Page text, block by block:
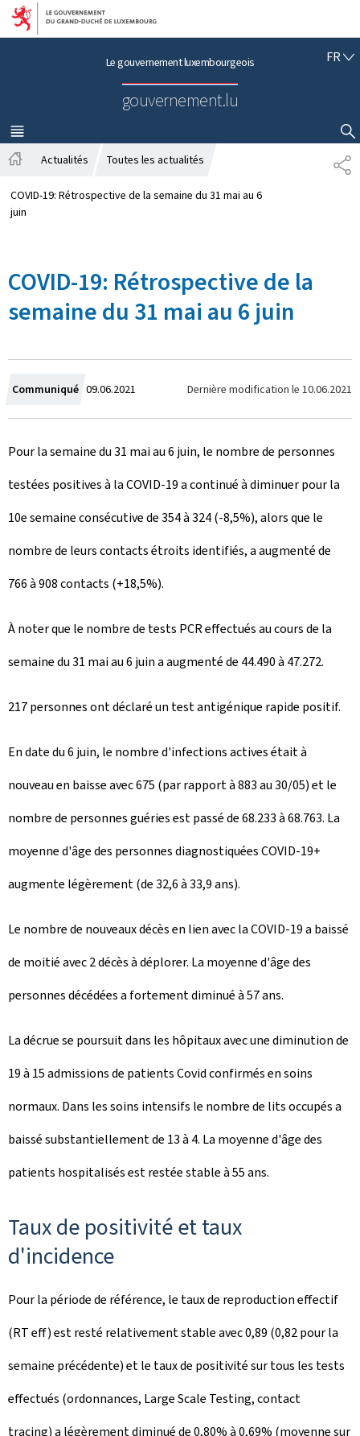
Aller au menu principal
Aller au contenu
Le gouvernement luxembourgeois
gouvernement.lu
FRF
Ç
A
I
S
MENU
PRINCIPAL
AFFICHER / MASQUER LA RECHERCHE
P
A
c
c
l
Actualités Toutes les actualités
COVID-19: Rétrospective de la semaine du 31 mai au 6
juin
COVID-19: Rétrospective de la
semaine du 31 mai au 6 juin
Communiqué C
r
é
e
l
e
09.06.2021 Dernière modification le 10.06.2021
Pour la semaine du 31 mai au 6 juin, le nombre de personnes
testées positives à la COVID-19 a continué à diminuer pour la
10e semaine consécutive de 354 à 324 (-8,5%), alors que le
nombre de leurs contacts étroits identifiés, a augmenté de
766 à 908 contacts (+18,5%).
À noter que le nombre de tests PCR effectués au cours de la
semaine du 31 mai au 6 juin a augmenté de 44.490 à 47.272.
217 personnes ont déclaré un test antigénique rapide positif.
En date du 6 juin, le nombre d'infections actives était à
nouveau en baisse avec 675 (par rapport à 883 au 30/05) et le
nombre de personnes guéries est passé de 68.233 à 68.763. La
moyenne d'âge des personnes diagnostiquées COVID-19+
augmente légèrement (de 32,6 à 33,9 ans).
Le nombre de nouveaux décès en lien avec la COVID-19 a baissé
de moitié avec 2 décès à déplorer. La moyenne d'âge des
personnes décédées a fortement diminué à 57 ans.
La décrue se poursuit dans les hôpitaux avec une diminution de
19 à 15 admissions de patients Covid confirmés en soins
normaux. Dans les soins intensifs le nombre de lits occupés a
baissé substantiellement de 13 à 4. La moyenne d'âge des
patients hospitalisés est restée stable à 55 ans.
Taux de positivité et taux
d'incidence
Pour la période de référence, le taux de reproduction effectif
(RT eff) est resté relativement stable avec 0,89 (0,82 pour la
semaine précédente) et le taux de positivité sur tous les tests
effectués (ordonnances, Large Scale Testing, contact
tracing) a légèrement diminué de 0,80% à 0,69% (moyenne sur